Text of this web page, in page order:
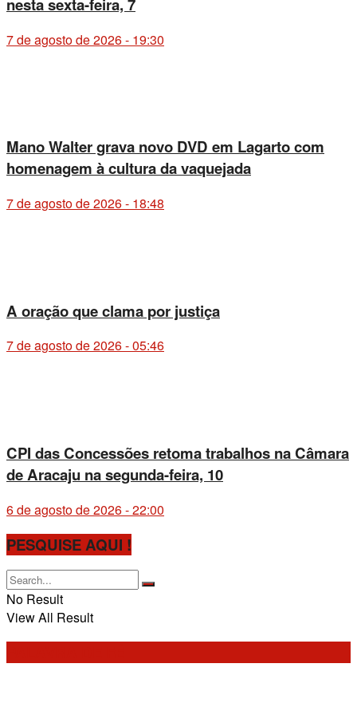
7 de agosto de 2026 - 19:30
Mano Walter grava novo DVD em Lagarto com
homenagem à cultura da vaquejada
7 de agosto de 2026 - 18:48
A oração que clama por justiça
7 de agosto de 2026 - 05:46
CPI das Concessões retoma trabalhos na Câmara
de Aracaju na segunda-feira, 10
6 de agosto de 2026 - 22:00
PESQUISE AQUI !
No Result
View All Result